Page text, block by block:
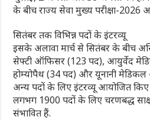
के बीच राज्य सेवा मुख्य परीक्षा-2026
सितंबर तक विभिन्न पदों के इंटरव्यू
इसके अलावा मार्च से सितंबर के बीच
सेफ्टी ऑफिसर (123 पद), आयुर्वेद
होम्योपैथ (34 पद) और यूनानी
अन्य पदों के लिए इंटरव्यू आयोजित किए
लगभग 1900 पदों के लिए चरणबद्ध
संभावित हैं.